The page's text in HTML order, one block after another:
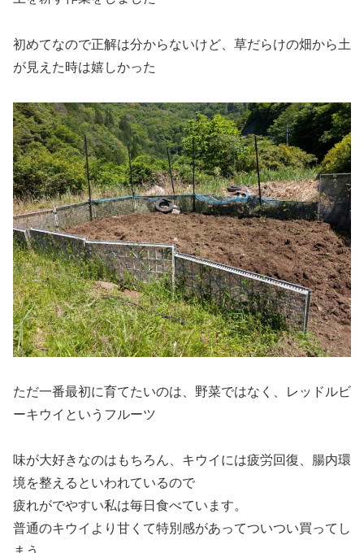
初めてなので正解は分からないけど、草だらけの畑から土
が見えた時は嬉しかった
ただ一番最初に育てたいのは、野菜ではなく、レッドルビ
ーキウイというフルーツ
味が大好きなのはもちろん、キウイには疲労回復、腸内環
境を整えるといわれているので
疲れがでやすい私は毎日食べています。
普通のキウイより甘くて特別感があってついつい買ってし